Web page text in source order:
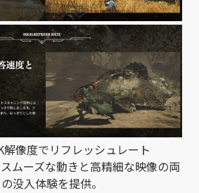
解像度でリフレッシュレート
ムーズな動きと高精細な映像の両
没入体験を提供。